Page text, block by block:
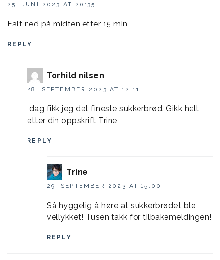
25. JUNI 2023 AT 20:35
Falt ned på midten etter 15 min….
REPLY
Torhild nilsen
28. SEPTEMBER 2023 AT 12:11
Idag fikk jeg det fineste sukkerbrød. Gikk helt
etter din oppskrift Trine
REPLY
Trine
29. SEPTEMBER 2023 AT 15:00
Så hyggelig å høre at sukkerbrødet ble
vellykket! Tusen takk for tilbakemeldingen!
REPLY